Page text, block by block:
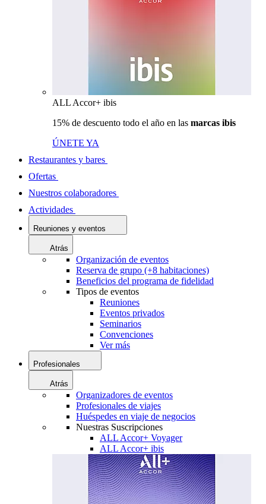
ALL Accor+ ibis
15% de descuento todo el año en las marcas ibis
ÚNETE YA
Restaurantes y bares
Ofertas
Nuestros colaboradores
Actividades
Reuniones y eventos
Atrás
Organización de eventos
Reserva de grupo (+8 habitaciones)
Beneficios del programa de fidelidad
Tipos de eventos
Reuniones
Eventos privados
Seminarios
Convenciones
Ver más
Profesionales
Atrás
Organizadores de eventos
Profesionales de viajes
Huéspedes en viaje de negocios
Nuestras Suscripciones
ALL Accor+ Voyager
ALL Accor+ ibis